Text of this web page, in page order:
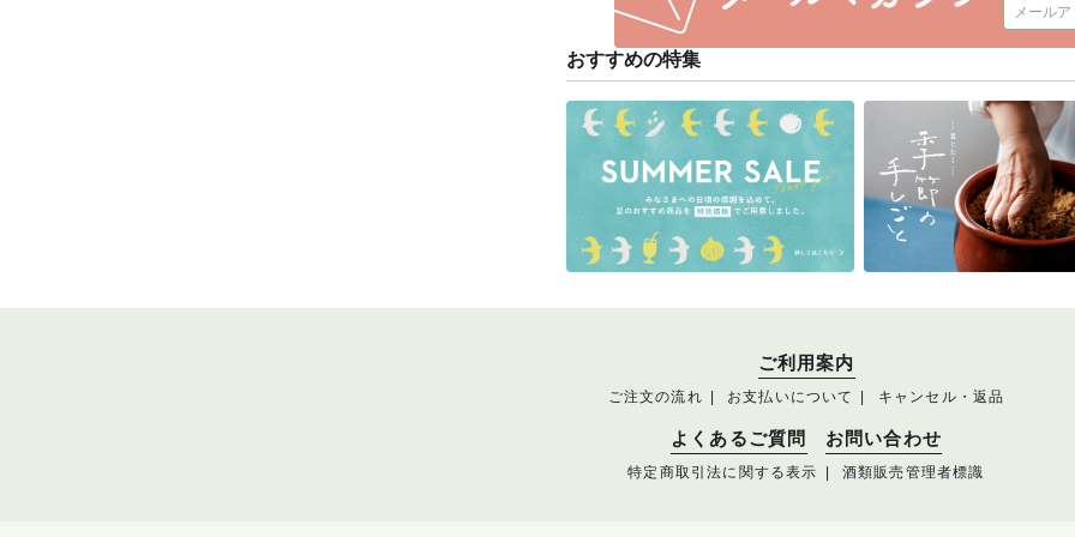
おすすめの特集
ご利用案内
ご注文の流れ お支払いについて キャンセル・返品
よくあるご質問 お問い合わせ
特定商取引法に関する表示 酒類販売管理者標識